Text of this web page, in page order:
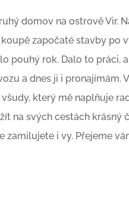
domov na ostrově Vir.
započaté stavby po
pouhý rok. Dalo to práci,
a dnes ji i pronajímám.
který mě naplňuje
na svých cestách krásný
zamilujete i vy. Přejeme